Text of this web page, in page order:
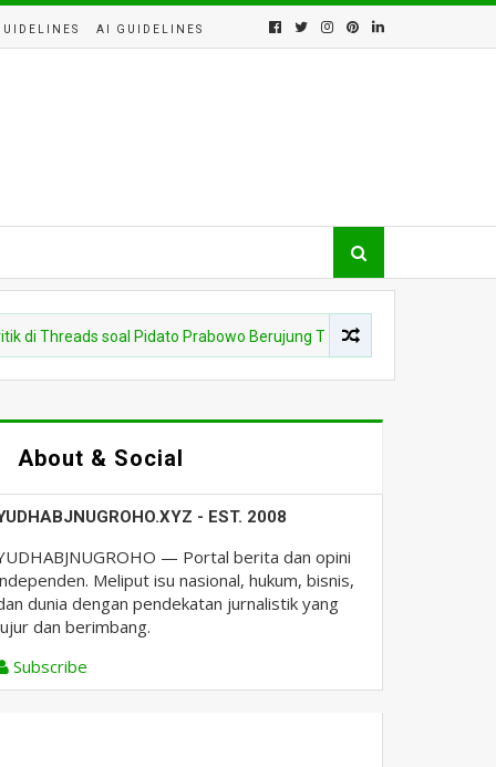
AI GUIDELINES
soal Pidato Prabowo Berujung Tersangka, Ini Kata MK
About & Social
- EST. 2008
— Portal berita dan opini
Meliput isu nasional, hukum, bisnis,
dunia dengan pendekatan jurnalistik yang
dan berimbang.
Subscribe